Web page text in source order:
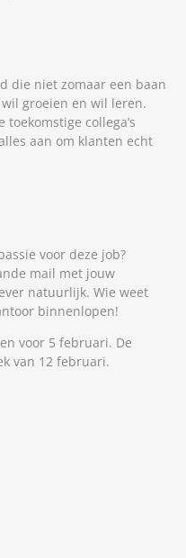
die niet zomaar een baan
groeien en wil leren.
collega’s
aan om klanten echt
voor deze job?
mail met jouw
natuurlijk. Wie weet
binnenlopen!
voor 5 februari. De
van 12 februari.